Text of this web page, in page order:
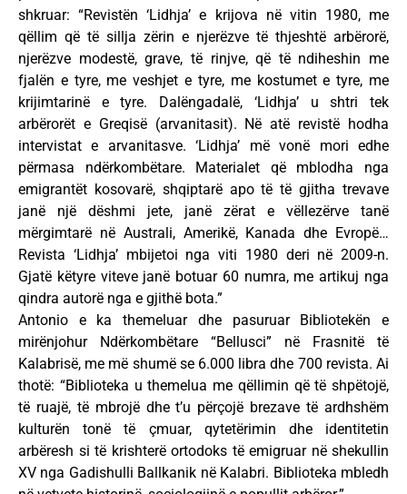
shkruar: “Revistën ‘Lidhja’ e krijova në vitin 1980, me
qëllim që të sillja zërin e njerëzve të thjeshtë arbërorë,
njerëzve modestë, grave, të rinjve, që të ndiheshin me
fjalën e tyre, me veshjet e tyre, me kostumet e tyre, me
krijimtarinë e tyre. Dalëngadalë, ‘Lidhja’ u shtri tek
arbërorët e Greqisë (arvanitasit). Në atë revistë hodha
intervistat e arvanitasve. ‘Lidhja’ më vonë mori edhe
përmasa ndërkombëtare. Materialet që mblodha nga
emigrantët kosovarë, shqiptarë apo të të gjitha trevave
janë një dëshmi jete, janë zërat e vëllezërve tanë
mërgimtarë në Australi, Amerikë, Kanada dhe Evropë…
Revista ‘Lidhja’ mbijetoi nga viti 1980 deri në 2009-n.
Gjatë këtyre viteve janë botuar 60 numra, me artikuj nga
qindra autorë nga e gjithë bota.”
Antonio e ka themeluar dhe pasuruar Bibliotekën e
mirënjohur Ndërkombëtare “Bellusci” në Frasnitë të
Kalabrisë, me më shumë se 6.000 libra dhe 700 revista. Ai
thotë: “Biblioteka u themelua me qëllimin që të shpëtojë,
të ruajë, të mbrojë dhe t’u përçojë brezave të ardhshëm
kulturën tonë të çmuar, qytetërimin dhe identitetin
arbëresh si të krishterë ortodoks të emigruar në shekullin
XV nga Gadishulli Ballkanik në Kalabri. Biblioteka mbledh